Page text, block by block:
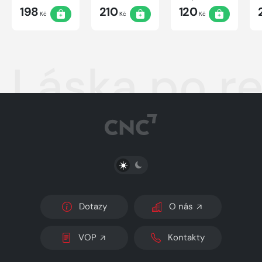
198 Kč 210Kč 120Kč
Láska po
PŘEPNOUT SVĚTLÝ/TMAVÝ REŽIM
Dotazy O nás
VOP Kontakty